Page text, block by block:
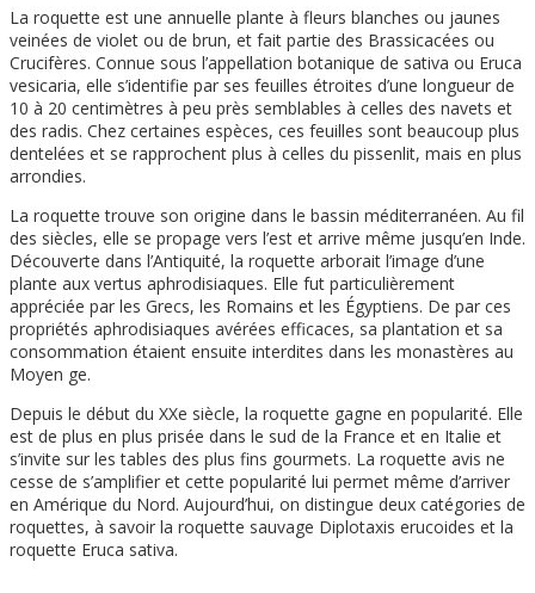
La roquette est une annuelle plante à fleurs blanches ou jaunes
veinées de violet ou de brun, et fait partie des Brassicacées ou
Crucifères. Connue sous l’appellation botanique de sativa ou Eruca
vesicaria, elle s’identifie par ses feuilles étroites d’une longueur de
10 à 20 centimètres à peu près semblables à celles des navets et
des radis. Chez certaines espèces, ces feuilles sont beaucoup plus
dentelées et se rapprochent plus à celles du pissenlit, mais en plus
arrondies.
La roquette trouve son origine dans le bassin méditerranéen. Au fil
des siècles, elle se propage vers l’est et arrive même jusqu’en Inde.
Découverte dans l’Antiquité, la roquette arborait l’image d’une
plante aux vertus aphrodisiaques. Elle fut particulièrement
appréciée par les Grecs, les Romains et les Égyptiens. De par ces
propriétés aphrodisiaques avérées efficaces, sa plantation et sa
consommation étaient ensuite interdites dans les monastères au
Moyen ge.
Depuis le début du XXe siècle, la roquette gagne en popularité. Elle
est de plus en plus prisée dans le sud de la France et en Italie et
s’invite sur les tables des plus fins gourmets. La roquette avis ne
cesse de s’amplifier et cette popularité lui permet même d’arriver
en Amérique du Nord. Aujourd’hui, on distingue deux catégories de
roquettes, à savoir la roquette sauvage Diplotaxis erucoides et la
roquette Eruca sativa.